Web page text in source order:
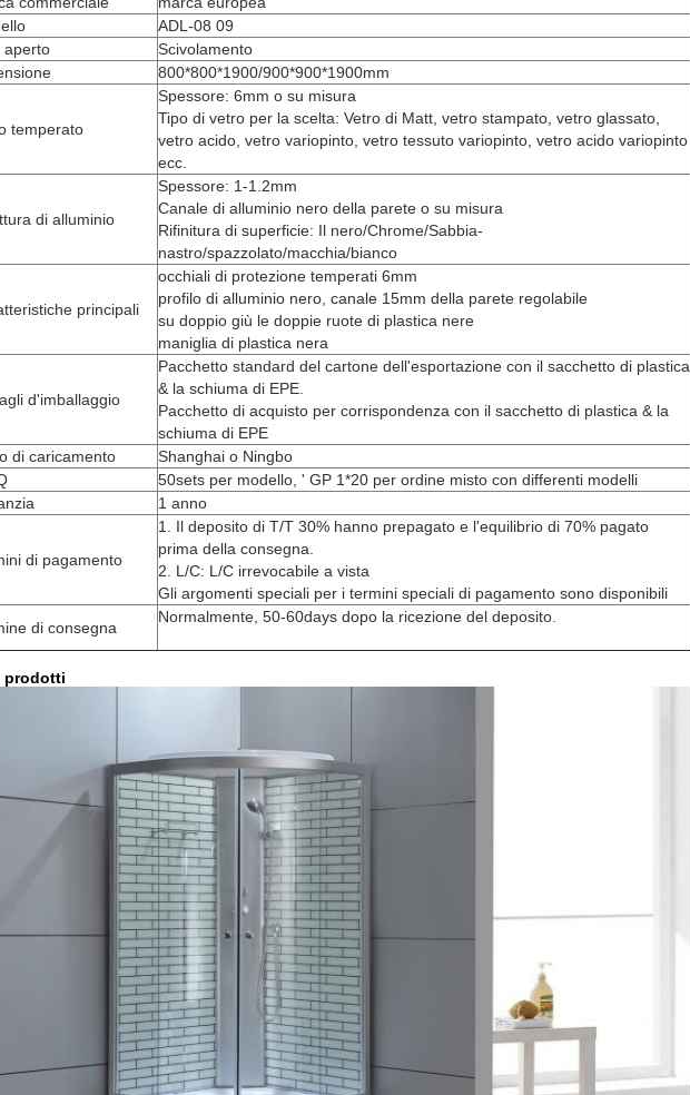
ADL-08 09
aperto
Scivolamento
800*800*1900/900*900*1900mm
temperato
Spessore: 6mm o su misura
Tipo di vetro per la scelta: Vetro di Matt, vetro stampato, vetro glassato,
vetro acido, vetro variopinto, vetro tessuto variopinto, vetro acido variopinto
ecc.
di alluminio
Spessore: 1-1.2mm
Canale di alluminio nero della parete o su misura
Rifinitura di superficie: Il nero/Chrome/Sabbia-
nastro/spazzolato/macchia/bianco
principali
occhiali di protezione temperati 6mm
profilo di alluminio nero, canale 15mm della parete regolabile
su doppio giù le doppie ruote di plastica nere
maniglia di plastica nera
d'imballaggio
Pacchetto standard del cartone dell'esportazione con il sacchetto di plastica
& la schiuma di EPE.
Pacchetto di acquisto per corrispondenza con il sacchetto di plastica & la
schiuma di EPE
di caricamento
Shanghai o Ningbo
50sets per modello, ' GP 1*20 per ordine misto con differenti modelli
1 anno
di pagamento
1. Il deposito di T/T 30% hanno prepagato e l'equilibrio di 70% pagato
prima della consegna.
2. L/C: L/C irrevocabile a vista
Gli argomenti speciali per i termini speciali di pagamento sono disponibili
di consegna
Normalmente, 50-60days dopo la ricezione del deposito.
prodotti